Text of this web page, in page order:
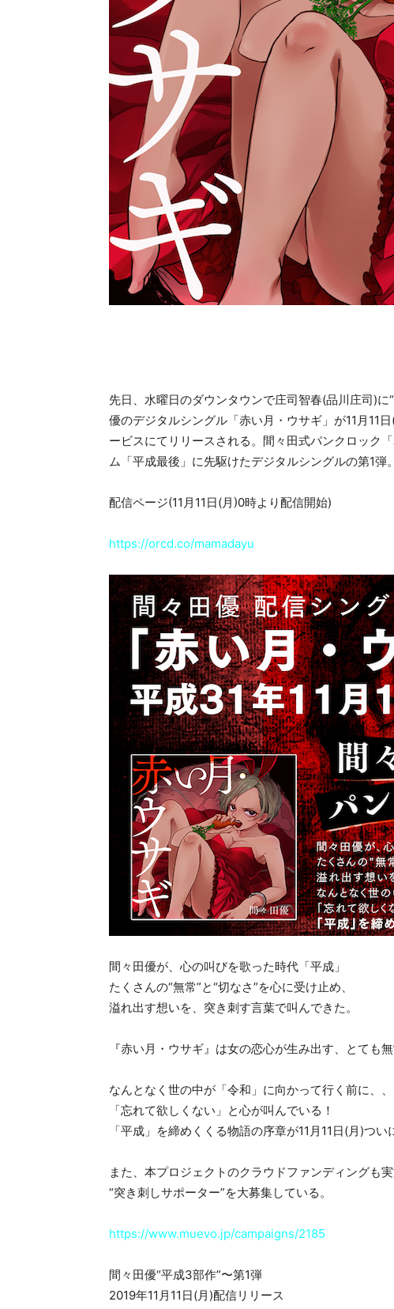
先日、水曜日のダウンタウンで庄司智春(品川庄司)
優のデジタルシングル「赤い月・ウサギ」が11月11
ービスにてリリースされる。間々田式パンクロック
ム「平成最後」に先駆けたデジタルシングルの第1弾。
配信ページ(11月11日(月)0時より配信開始)
https://orcd.co/mamadayu
間々田優が、心の叫びを歌った時代「平成」
たくさんの“無常”と“切なさ”を心に受け止め、
溢れ出す想いを、突き刺す言葉で叫んできた。
『赤い月・ウサギ』は女の恋心が生み出す、とても
なんとなく世の中が「令和」に向かって行く前に、、
「忘れて欲しくない」と心が叫んでいる！
「平成」を締めくくる物語の序章が11月11日(月)つい
また、本プロジェクトのクラウドファンディングも実
“突き刺しサポーター”を大募集している。
https://www.muevo.jp/campaigns/2185
間々田優“平成3部作”〜第1弾
2019年11月11日(月)配信リリース